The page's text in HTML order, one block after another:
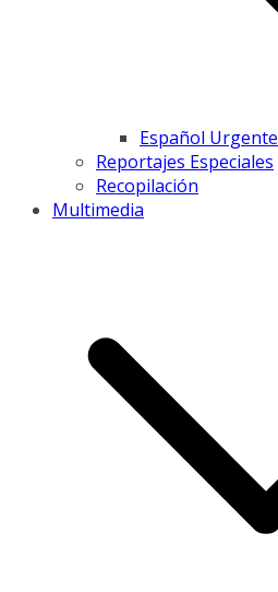
Español Urgente
Reportajes Especiales
Recopilación
Multimedia